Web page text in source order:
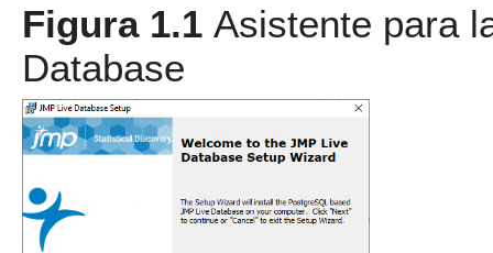
Figura 1.1 Asistente para
Database